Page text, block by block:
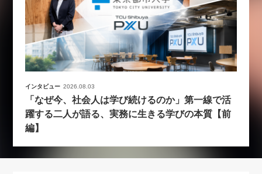
インタビュー 2026.08.03
「なぜ今、社会人は学び続けるのか」第一線で活
躍する二人が語る、実務に生きる学びの本質【前
編】